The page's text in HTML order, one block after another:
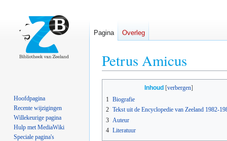
Petrus Amicus
navigatie
springen
zoeken
springen
Inhoud
1 Biografie
2 Tekst uit de Encyclopedie van Zeeland 1982-
3 Auteur
4 Literatuur
Pagina Overleg
Hoofdpagina
Recente wijzigingen
Willekeurige pagina
Hulp met MediaWiki
Speciale pagina's